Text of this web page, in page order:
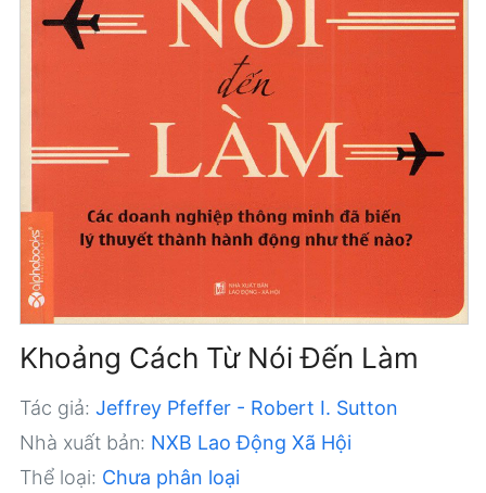
Khoảng Cách Từ Nói Đến Làm
Tác giả: Jeffrey Pfeffer - Robert I. Sutton
Nhà xuất bản: NXB Lao Động Xã Hội
Thể loại: Chưa phân loại